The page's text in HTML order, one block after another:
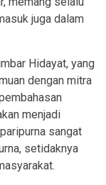
juga dalam
Hidayat, yang
dengan mitra
menjadi
sangat
setidaknya